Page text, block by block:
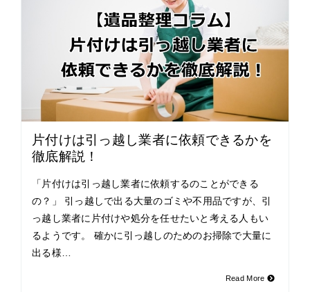
片付けは引っ越し業者に依頼できるかを
徹底解説！
「片付けは引っ越し業者に依頼するのことができる
の？」 引っ越しで出る大量のゴミや不用品ですが、引
っ越し業者に片付けや処分を任せたいと考える人もい
るようです。 確かに引っ越しのためのお掃除で大量に
出る様…
Read More